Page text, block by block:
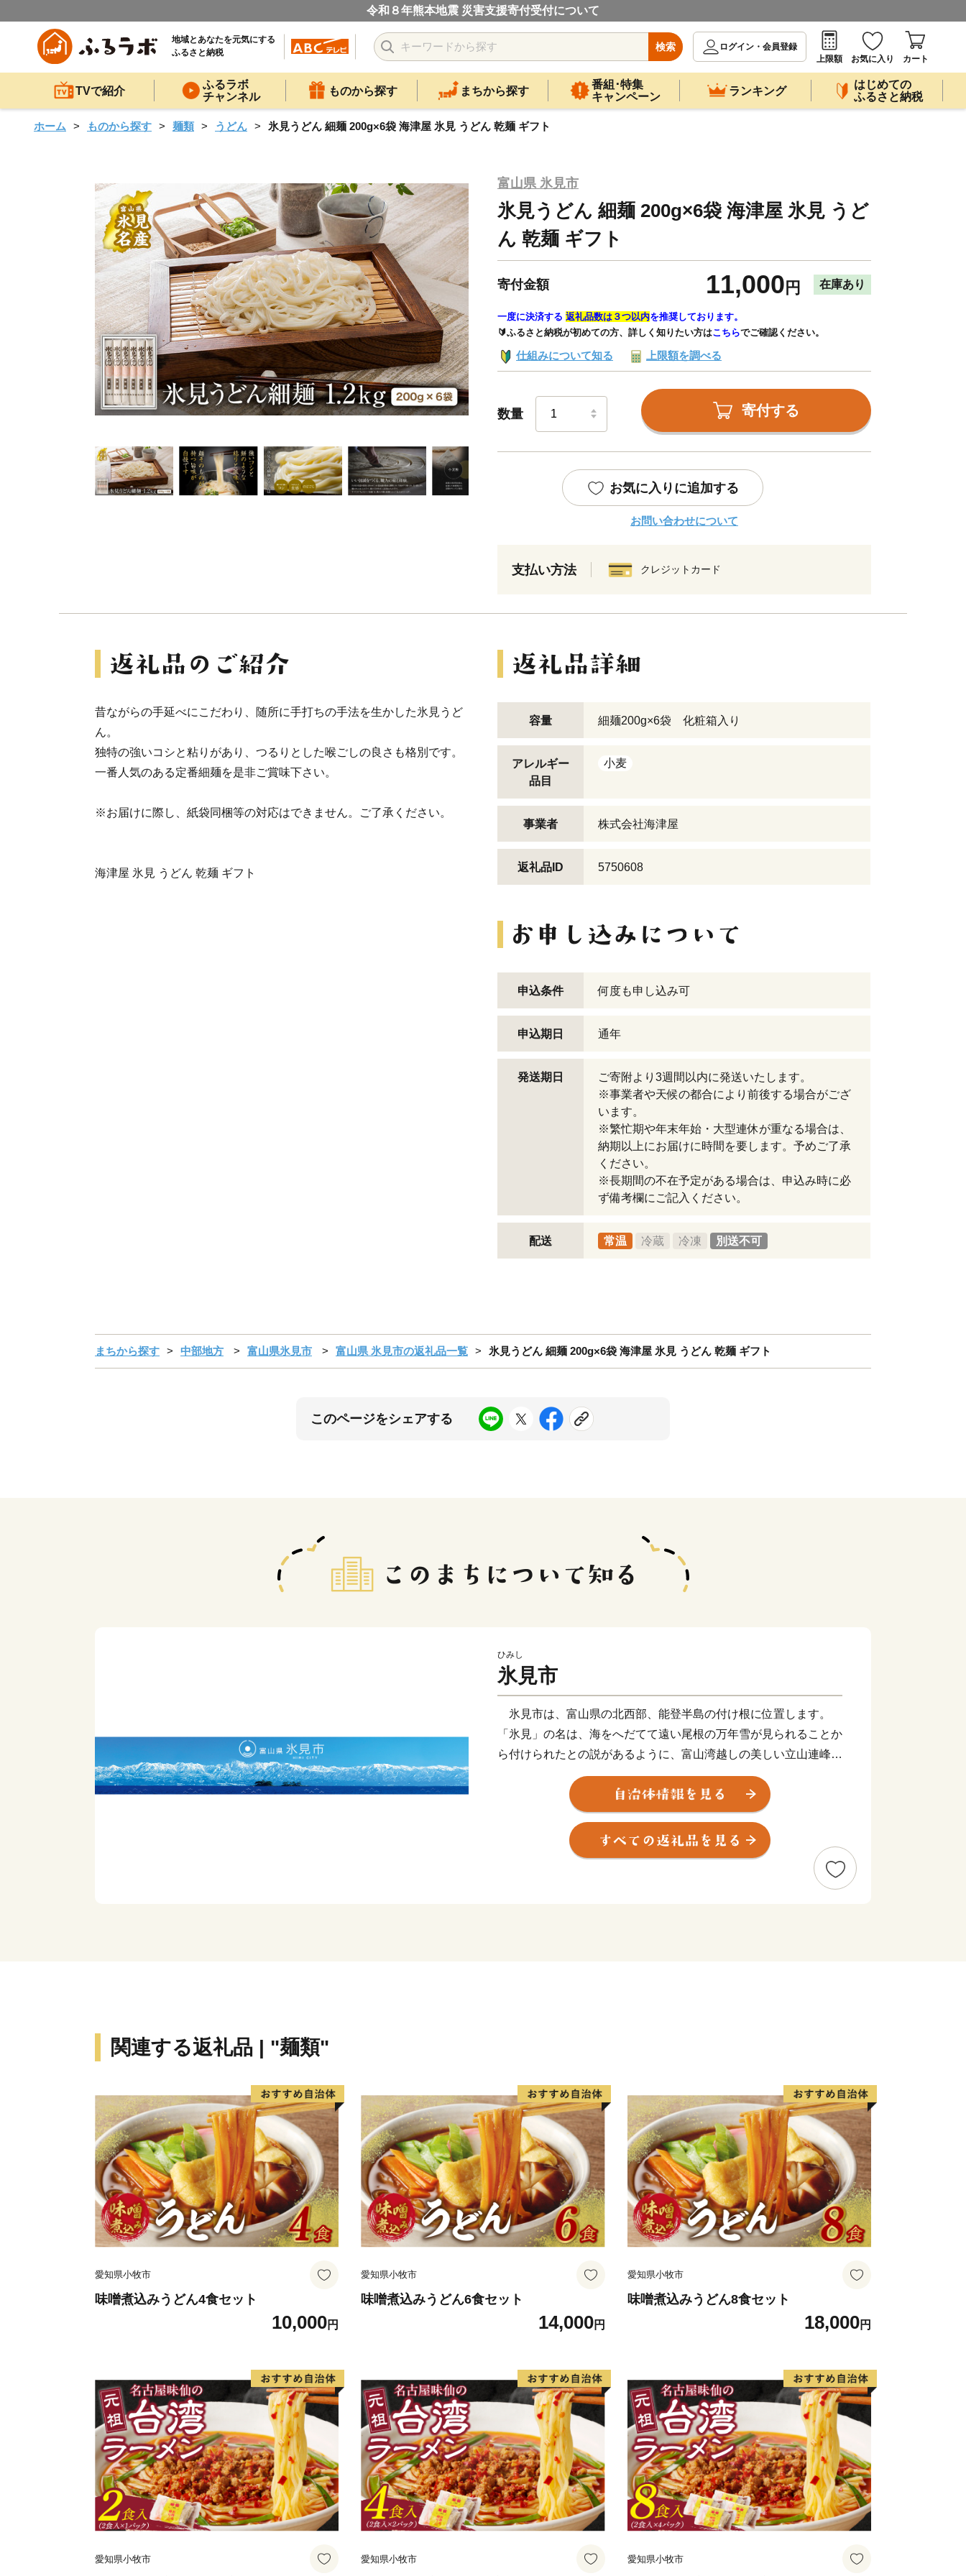
令和８年熊本地震 災害支援寄付受付について
地域とあなたを元気にする
ふるさと納税
検索
ログイン・会員登録
上限額
お気に入り カート
TVで紹介
ふるラボ
チャンネル
ものから探す まちから探す
番組･特集
キャンペーン
ランキング
はじめての
ふるさと納税
ホーム ものから探す 麺類 うどん 氷見うどん 細麺 200g×6袋 海津屋 氷見 うどん 乾麺 ギフト
富山県 氷見市
氷見うどん 細麺 200g×6袋 海津屋 氷見 うど
ん 乾麺 ギフト
寄付金額 11,000 円 在庫あり
一度に決済する 返礼品数は３つ以内を推奨しております。
🔰ふるさと納税が初めての方、詳しく知りたい方はこちらでご確認ください。
仕組みについて知る 上限額を調べる
数量 寄付する
お気に入りに追加する
お問い合わせについて
支払い方法 クレジットカード
昔ながらの手延べにこだわり、随所に手打ちの手法を生かした氷見うど
ん。
独特の強いコシと粘りがあり、つるりとした喉ごしの良さも格別です。
一番人気のある定番細麺を是非ご賞味下さい。
※お届けに際し、紙袋同梱等の対応はできません。ご了承ください。
海津屋 氷見 うどん 乾麺 ギフト
容量 細麺200g×6袋 化粧箱入り
アレルギー
品目
小麦
事業者 株式会社海津屋
返礼品ID 5750608
申込条件 何度も申し込み可
申込期日 通年
発送期日
ご寄附より3週間以内に発送いたします。
※事業者や天候の都合により前後する場合がござ
います。
※繁忙期や年末年始・大型連休が重なる場合は、
納期以上にお届けに時間を要します。予めご了承
ください。
※長期間の不在予定がある場合は、申込み時に必
ず備考欄にご記入ください。
配送 常温 冷蔵 冷凍 別送不可
まちから探す 中部地方 富山県氷見市 富山県 氷見市の返礼品一覧 氷見うどん 細麺 200g×6袋 海津屋 氷見 うどん 乾麺 ギフト
このページをシェアする
ひみし
氷見市
氷見市は、富山県の北西部、能登半島の付け根に位置します。
「氷見」の名は、海をへだてて遠い尾根の万年雪が見られることか
ら付けられたとの説があるように、富山湾越しの美しい立山連峰の
景色でご存知の方も多くいらっしゃると思います。2016年に開業
した北陸新幹線「新高岡駅」から、城端駅・氷見線に乗り継いで終
着駅「氷見駅｣へ至る海岸線沿いの車窓からの眺めは、鉄道ファン
ならずとも一度はご覧いただきたい風景です。
富山湾は「天然の生け簀」と称されるほど多種多様な魚介類が一
年を通じて水揚げされます。また、氷見が発祥の地である越中式定
関連する返礼品 | "麺類"
愛知県小牧市
味噌煮込みうどん4食セット
10,000円
愛知県小牧市
味噌煮込みうどん6食セット
14,000円
愛知県小牧市
味噌煮込みうどん8食セット
18,000円
愛知県小牧市 愛知県小牧市 愛知県小牧市